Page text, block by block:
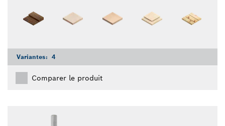
Variantes: 4
Comparer le produit